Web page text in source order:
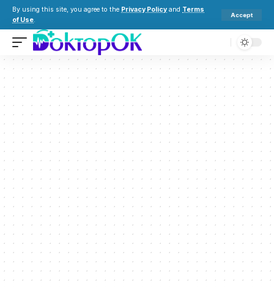
By using this site, you agree to the Privacy Policy and Terms
of Use.
Accept